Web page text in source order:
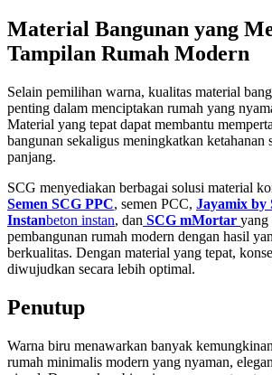
Material Bangunan yang
Tampilan Rumah Modern
Selain pemilihan warna, kualitas material
penting dalam menciptakan rumah yang
Material yang tepat dapat membantu
bangunan sekaligus meningkatkan ketahanan
panjang.
SCG menyediakan berbagai solusi material
Semen SCG PPC, semen PCC, Jayamix by
Instanbeton instan, dan SCG mMortar yang
pembangunan rumah modern dengan hasil
berkualitas. Dengan material yang tepat,
diwujudkan secara lebih optimal.
Penutup
Warna biru menawarkan banyak
rumah minimalis modern yang nyaman,